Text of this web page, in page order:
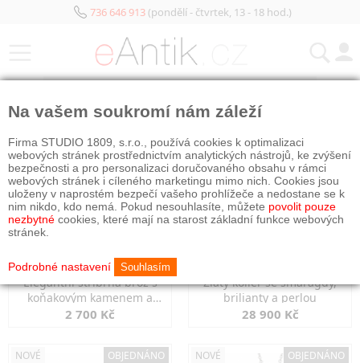
736 646 913(pondělí - čtvrtek, 13 - 18 hod.)
Elegantní stříbrná brož s
koňakovým kamenem a
markazity
2 700 Kč
Zlatý kolier se smaragdy,
brilianty a perlou
28 900 Kč
NOVÉ OBJEDNÁNO NOVÉ OBJEDNÁNO
Na vašem soukromí nám záleží
Firma STUDIO 1809, s.r.o., používá cookies k optimalizaci
webových stránek prostřednictvím analytických nástrojů, ke zvýšení
bezpečnosti a pro personalizaci doručovaného obsahu v rámci
webových stránek i cíleného marketingu mimo nich. Cookies jsou
uloženy v naprostém bezpečí vašeho prohlížeče a nedostane se k
nim nikdo, kdo nemá. Pokud nesouhlasíte, můžete povolit pouze
nezbytné cookies, které mají na starost základní funkce webových
stránek.
Podrobné nastavení Souhlasím